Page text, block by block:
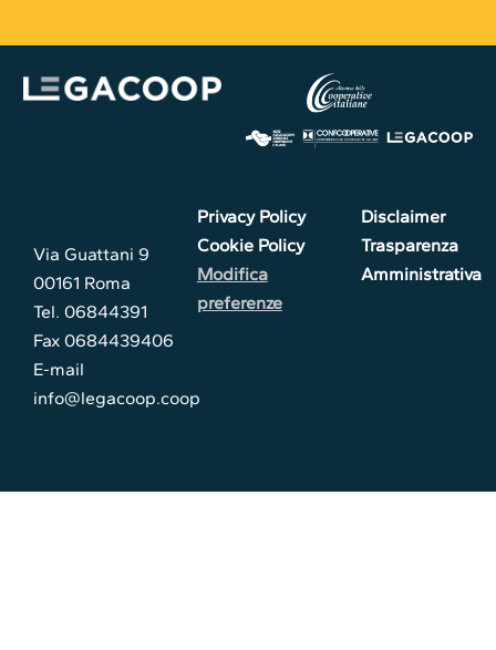
Via Guattani 9
00161 Roma
Tel. 06844391
Fax 0684439406
E-mail
info@legacoop.coop
Privacy Policy
Cookie Policy
Modifica
preferenze
Disclaimer
Trasparenza
Amministrativa